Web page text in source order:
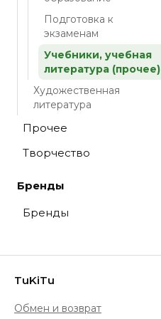
Подготовка к
экзаменам
Учебники, учебная
литература (прочее)
Художественная
литература
Прочее
Творчество
Бренды
Бренды
TuKiTu
Обмен и возврат